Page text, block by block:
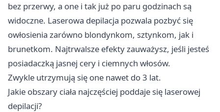
bez przerwy, a one i tak już po paru godzinach są
widoczne. Laserowa depilacja pozwala pozbyć się
owłosienia zarówno blondynkom, sztynkom, jak i
brunetkom. Najtrwalsze efekty zauważysz, jeśli jesteś
posiadaczką jasnej cery i ciemnych włosów.
Zwykle utrzymują się one nawet do 3 lat.
Jakie obszary ciała najczęściej poddaje się laserowej
depilacji?